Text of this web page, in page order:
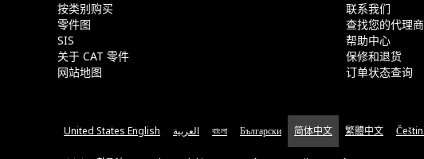
按类别购买
零件图
SIS
关于 CAT 零件
网站地图
联系我们
查找您的代理商
帮助中心
保修和退货
订单状态查询
United States English العربية বাংলা Български 简体中文 繁體中文